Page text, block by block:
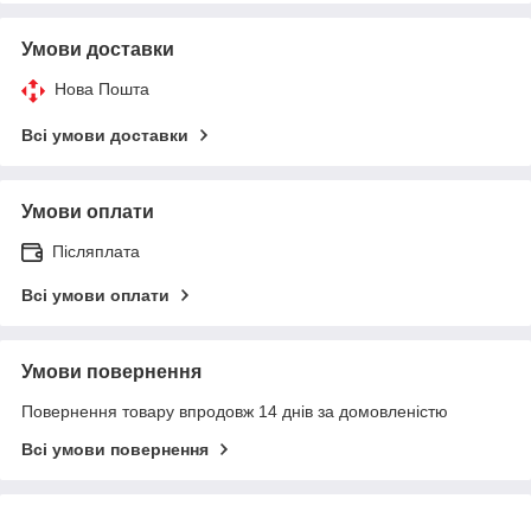
Умови доставки
Нова Пошта
Всі умови доставки
Умови оплати
Післяплата
Всі умови оплати
Умови повернення
Повернення товару впродовж 14 днів за домовленістю
Всі умови повернення